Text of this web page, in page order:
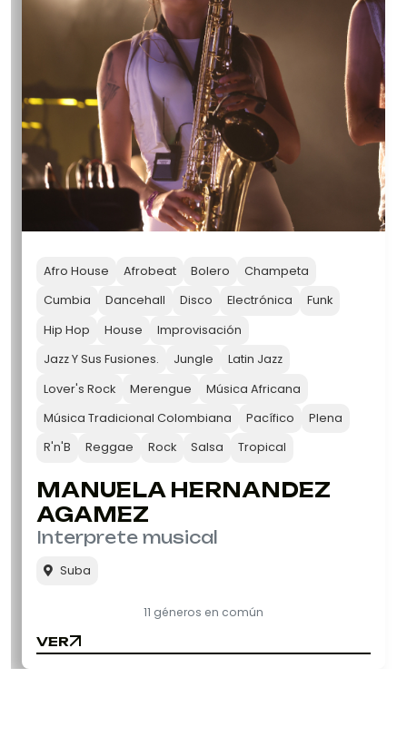
Afro House Afrobeat Bolero
Champeta
Cumbia
Dancehall Disco Electrónica
Funk
Hip Hop
House
Improvisación
Jazz Y Sus Fusiones.
Jungle
Latin Jazz
Lover's Rock
Merengue
Música Africana
Música Tradicional Colombiana
Pacífico
Plena
R'n'B
Reggae Rock Salsa Tropical
MANUELA HERNANDEZ
AGAMEZ
Interprete musical
Suba
11 géneros en común
VER
VER